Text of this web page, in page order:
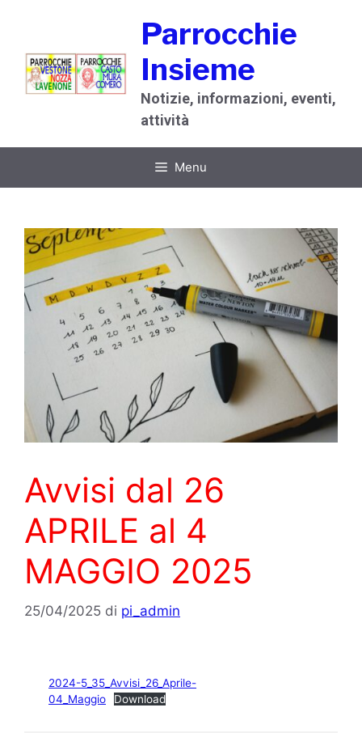
contenuto
Parrocchie
Insieme
Notizie, informazioni, eventi,
attività
Menu
Avvisi dal 26
APRILE al 4
MAGGIO 2025
25/04/2025 di pi_admin
2024-5_35_Avvisi_26_Aprile-
04_Maggio
Download